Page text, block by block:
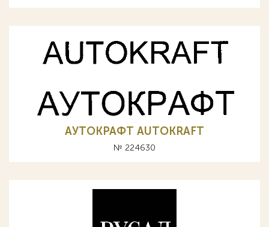
АУТОКРАФТ AUTOKRAFT
№ 224630